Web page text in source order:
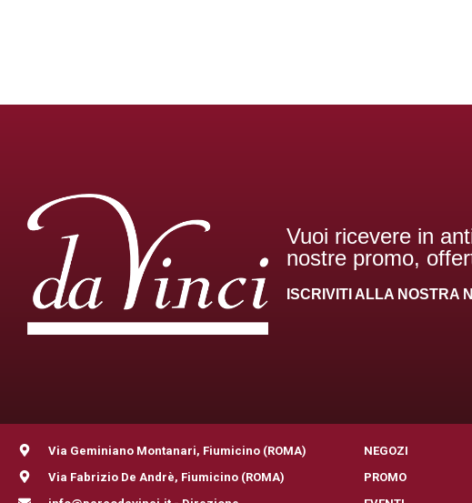
Vuoi ricevere in
nostre promo,
ISCRIVITI ALLA NOSTRA
Via Geminiano Montanari, Fiumicino (ROMA)
Via Fabrizio De Andrè, Fiumicino (ROMA)
NEGOZI
PROMO